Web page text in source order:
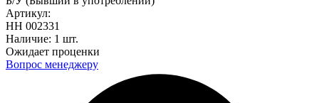
Артикул:
НН 002331
Наличие: 1 шт.
Ожидает проценки
Вопрос менеджеру